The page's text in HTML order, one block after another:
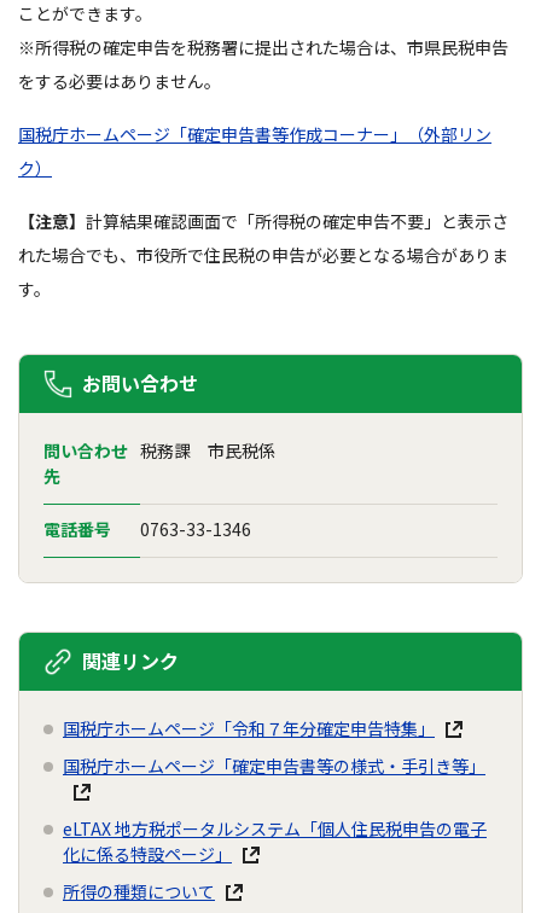
ことができます。
※所得税の確定申告を税務署に提出された場合は、市県民税申告
をする必要はありません。
国税庁ホームページ「確定申告書等作成コーナー」（外部リン
ク）
【注意】 計算結果確認画面で「所得税の確定申告不要」と表示さ
れた場合でも、市役所で住民税の申告が必要となる場合がありま
す。
お問い合わせ
問い合わせ
先
税務課 市民税係
電話番号 0763-33-1346
関連リンク
国税庁ホームページ「令和７年分確定申告特集」
国税庁ホームページ「確定申告書等の様式・手引き等」
eLTAX 地方税ポータルシステム「個人住民税申告の電子
化に係る特設ページ」
所得の種類について